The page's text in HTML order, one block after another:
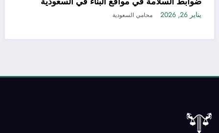
مشاكل أو تعقيدات